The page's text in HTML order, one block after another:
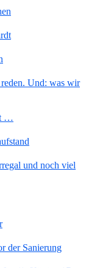
Und: was wir
…
und noch viel
der Sanierung